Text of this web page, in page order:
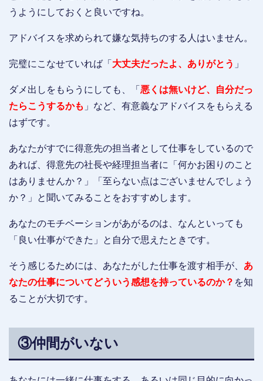
うようにしておくと良いですね。
アドバイスを求められて嫌な気持ちのする人はいません。
完璧にこなせていれば「 大丈夫だったよ、ありがとう 」
ダメ出しをもらうにしても、「 悪くは無いけど、
自分だっ
たらこうするかも 」など、有意義なアドバイスをもらえる
はずです。
あなたがすでに得意先の担当者として仕事をしているので
あれば、得意先の社長や経理担当者に「何かお困りのこと
はありませんか？」「至らない点はございませんでしょう
か？」と聞いてみることをおすすめします。
あなたのモチベーションがあがるのは、なんといっても
「良い仕事ができた」と自分で思えたときです。
そう感じるためには、あなたがした仕事を渡す相手が、 あ
なたの仕事についてどういう感想を持っているのか？ を知
ることが大切です。
③仲間がいない